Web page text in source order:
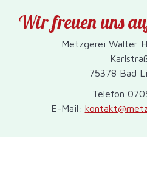
Wir freuen uns
Metzgerei Walter
75378 Bad
Telefon
E-Mail: